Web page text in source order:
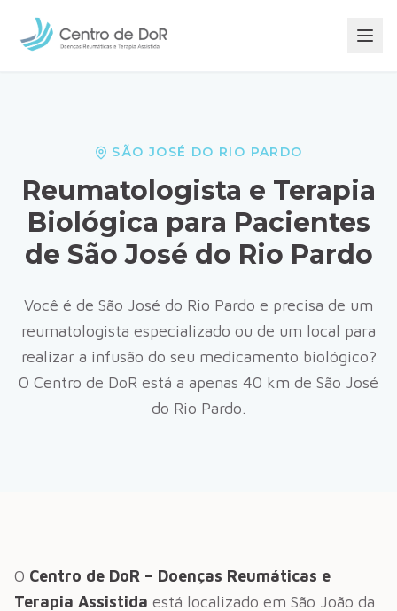
SÃO JOSÉ DO RIO PARDO
Reumatologista e Terapia
Biológica para Pacientes
de São José do Rio Pardo
Você é de São José do Rio Pardo e precisa de um
reumatologista especializado ou de um local para
realizar a infusão do seu medicamento biológico?
O Centro de DoR está a apenas 40 km de São José
do Rio Pardo.
O Centro de DoR – Doenças Reumáticas e
Terapia Assistida está localizado em São João da